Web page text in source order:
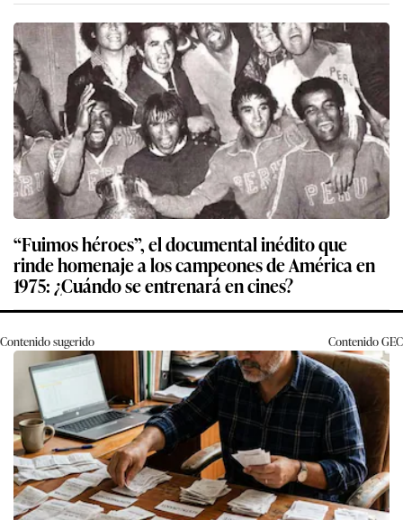
“Fuimos héroes”, el documental inédito que
rinde homenaje a los campeones de América en
1975: ¿Cuándo se entrenará en cines?
Contenido sugerido ContenidoGEC